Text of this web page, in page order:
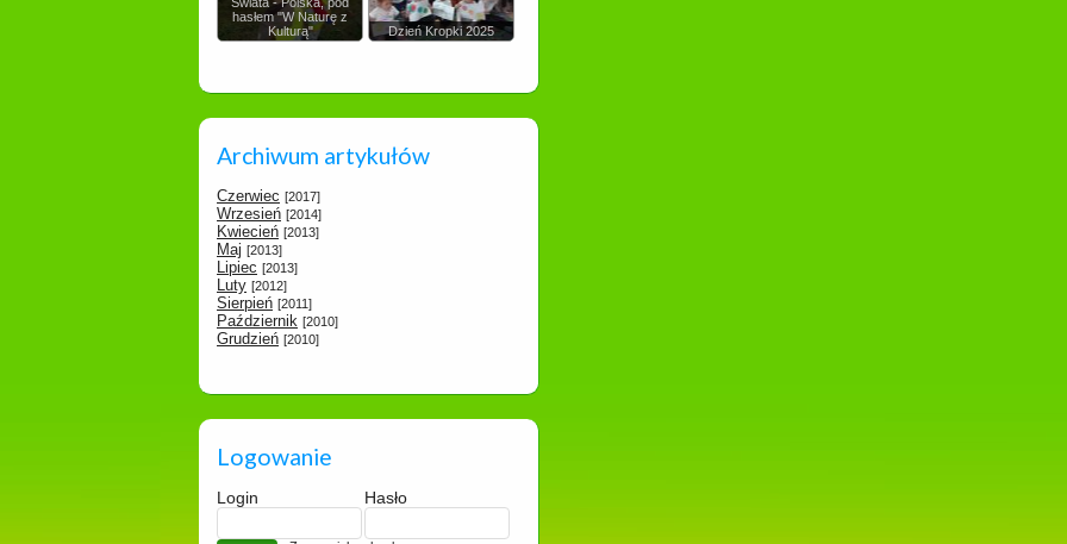
hasłem "W Naturę z
Kulturą"
Dzień Kropki 2025
Archiwum artykułów
Czerwiec [2017]
Wrzesień [2014]
Kwiecień [2013]
Maj [2013]
Lipiec [2013]
Luty [2012]
Sierpień [2011]
Październik [2010]
Grudzień [2010]
Logowanie
Login Hasło